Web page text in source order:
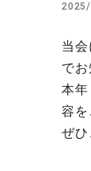
当
で
本
容を
ぜ